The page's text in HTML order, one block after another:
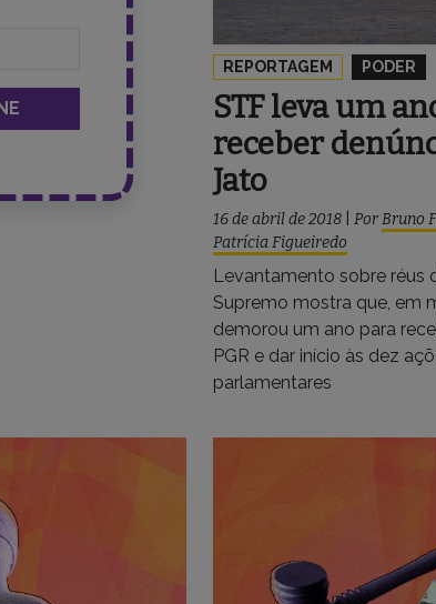
REPORTAGEM PODER
STF leva um
receber
Jato
16 de abril de 2018 PorBruno
Patrícia Figueiredo
Levantamento sobre réus
Supremo mostra que, em
demorou um ano para
PGR e dar início às dez
parlamentares